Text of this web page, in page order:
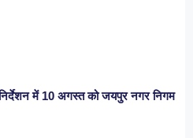
में 10 अगस्त को जयपुर नगर निगम